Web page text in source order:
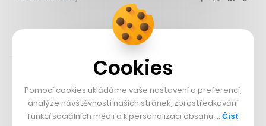
Obyvatel Česka je nyní i díky
migraci 10,87 milionu
Obyvatel České republiky v prvním pololetí přibylo o 46
Cookies
Pomocí cookies ukládáme vaše nastavení a preferencí,
analýze návštěvnosti našich stránek, zprostředkování
funkcí sociálních médií a k personalizaci obsahu … Číst